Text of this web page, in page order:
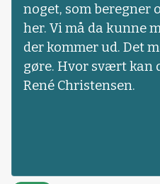
noget, som beregner
her. Vi må da kunne
der kommer ud. Det
gøre. Hvor svært kan
René Christensen.